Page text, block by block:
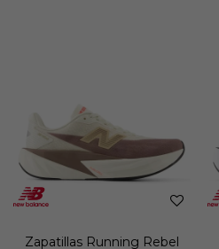
Zapatillas Running Rebel